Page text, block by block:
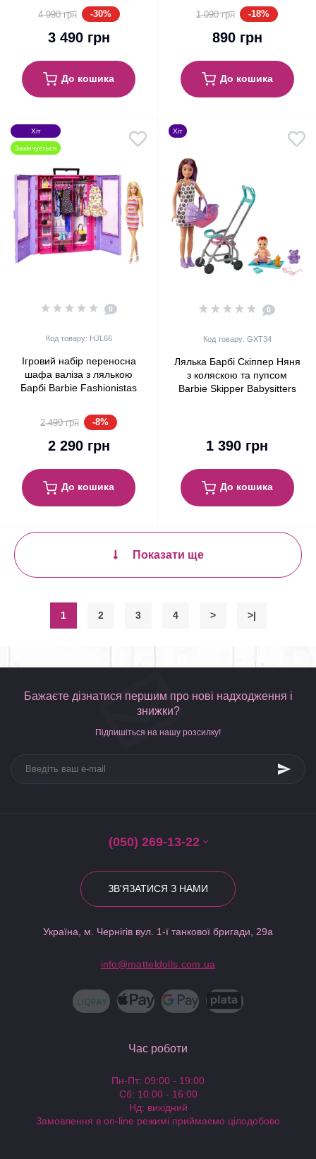
Control Convertible
4 990 грн -30%
3 490 грн
До кошика
1 090 грн
-18%
890 грн
До кошика
Хіт
Закінчується
0
Код товару: HJL66
Ігровий набір переносна
шафа валіза з лялькою
Барбі Barbie Fashionistas
Doll
2 490 грн -8%
2 290 грн
До кошика
Хіт
0
Код товару: GXT34
Лялька Барбі Скіппер Няня
з коляскою та пупсом
Barbie Skipper Babysitters
1 390 грн
До кошика
Показати ще
1 2 3 4 > >|
Бажаєте дізнатися першим про нові надходження і
знижки?
Підпишіться на нашу розсилку!
(050) 269-13-22
ЗВ'ЯЗАТИСЯ З НАМИ
Україна, м. Чернігів вул. 1-ї танкової бригади, 29а
info@matteldolls.com.ua
Час роботи
Пн-Пт: 09:00 - 19:00
Сб: 10:00 - 16:00
Нд: вихідний
Замовлення в on-line режимі приймаємо цілодобово